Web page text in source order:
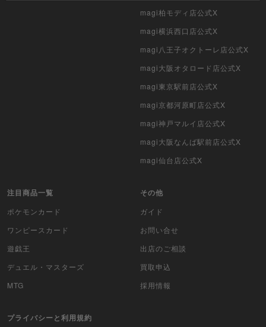
カードファイト!! ヴァンガード
WCCF
ムシキング
ドラゴンボールヒーローズ
magi柏モディ店公式X
magi横浜西口店公式X
magi八王子オクトーレ店公式X
magi大阪オタロード店公式X
magi東京駅前店公式X
magi京都河原町店公式X
magi神戸マルイ店公式X
magi大阪なんば駅前店公式X
magi仙台店公式X
注目商品一覧
ポケモンカード
ワンピースカード
遊戯王
デュエル・マスターズ
MTG
その他
ガイド
お問い合せ
出店のご相談
買取申込
採用情報
プライバシーと利用規約